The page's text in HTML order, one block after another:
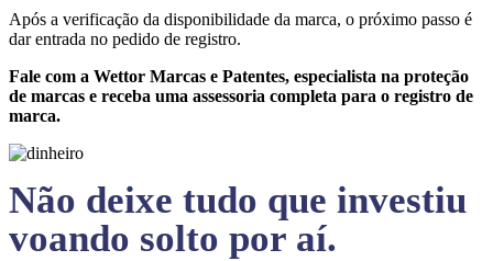
Após a verificação da disponibilidade da marca, o próximo passo é
dar entrada no pedido de registro.
Fale com a Wettor Marcas e Patentes, especialista na proteção
de marcas e receba uma assessoria completa para o registro de
marca.
Não deixe tudo que investiu
voando solto por aí.